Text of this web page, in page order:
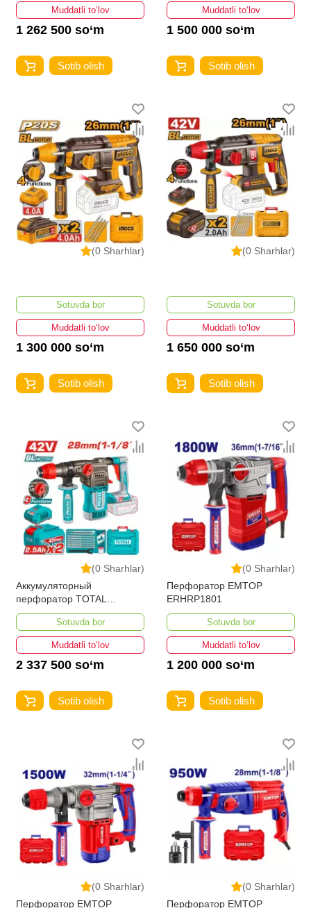
Muddatli to‘lov
1 262 500 so‘m
Sotib olish
Muddatli to‘lov
1 500 000 so‘m
Sotib olish
(0 Sharhlar)
Sotuvda bor
Muddatli to‘lov
1 300 000 so‘m
Sotib olish
(0 Sharhlar)
Sotuvda bor
Muddatli to‘lov
1 650 000 so‘m
Sotib olish
(0 Sharhlar)
Аккумуляторный
перфоратор TOTAL
TRHLI422882
Sotuvda bor
Muddatli to‘lov
2 337 500 so‘m
Sotib olish
(0 Sharhlar)
Перфоратор EMTOP
ERHRP1801
Sotuvda bor
Muddatli to‘lov
1 200 000 so‘m
Sotib olish
(0 Sharhlar)
Перфоратор EMTOP
(0 Sharhlar)
Перфоратор EMTOP